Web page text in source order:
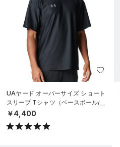
UAヤード オーバーサイズ ショート
スリーブ Tシャツ（ベースボール/M
EN）
￥4,400